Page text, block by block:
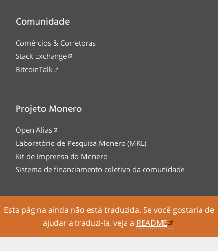
Esta página ainda não está traduzida. Se você gostaria de
ajudar a traduzi-la, veja a README
Comunidade
Comércios & Corretoras
Stack Exchange
BitcoinTalk
Projeto Monero
Open Alias
Laboratório de Pesquisa Monero (MRL)
Kit de Imprensa do Monero
Sistema de financiamento coletivo da comunidade
Tor Onion service Legal
Código Fonte
Sitemap
Feed RSS